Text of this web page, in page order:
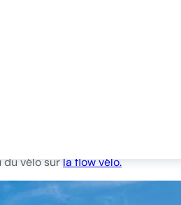
jusqu’à la Révolution
par le
le
de
du vélo surla flow vélo.